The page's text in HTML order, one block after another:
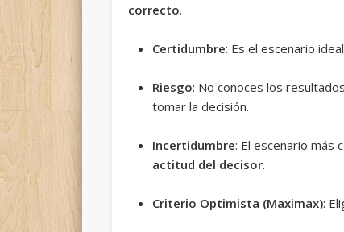
correcto.
Certidumbre: Es el escenario
Riesgo: No conoces los
tomar la decisión.
Incertidumbre: El escenario más
actitud del decisor.
Criterio Optimista (Maximax):